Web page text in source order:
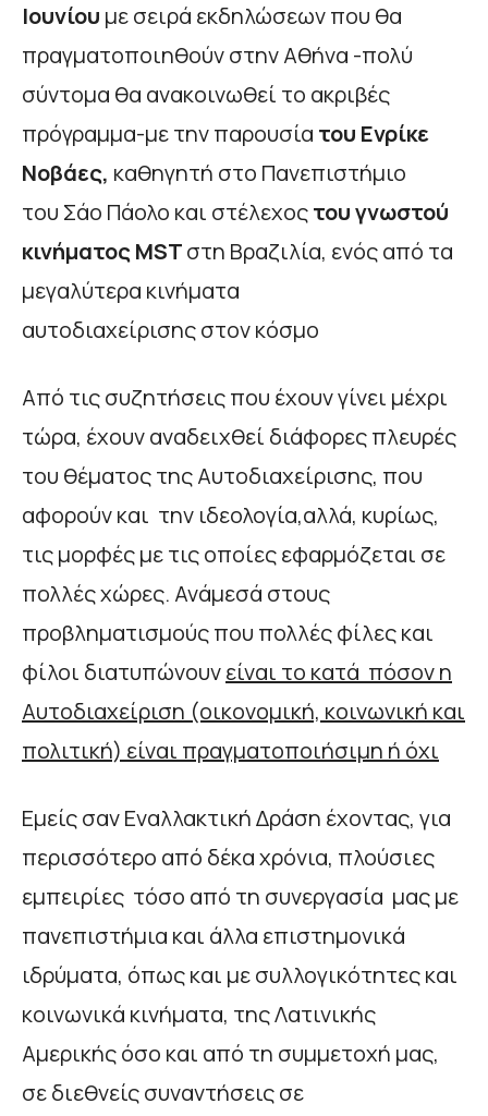
Ιουνίου με σειρά εκδηλώσεων που θα
πραγματοποιηθούν στην Αθήνα -πολύ
σύντομα θα ανακοινωθεί το ακριβές
πρόγραμμα-με την παρουσία του Ενρίκε
Νοβάες, καθηγητή στο Πανεπιστήμιο
του Σάο Πάολο και στέλεχοςτου γνωστού
κινήματος MSTστη Βραζιλία, ενός από τα
μεγαλύτερα κινήματα
αυτοδιαχείρισης στον κόσμο
Από τις συζητήσεις που έχουν γίνει μέχρι
τώρα, έχουν αναδειχθεί διάφορες πλευρές
του θέματος της Αυτοδιαχείρισης, που
αφορούν και την ιδεολογία,αλλά, κυρίως,
τις μορφές με τις οποίες εφαρμόζεται σε
πολλές χώρες. Ανάμεσά στους
προβληματισμούς που πολλές φίλες και
φίλοι διατυπώνουνείναι το κατά πόσον η
Αυτοδιαχείριση (οικονομική, κοινωνική και
πολιτική) είναι πραγματοποιήσιμη ή όχι
Εμείς σαν Εναλλακτική Δράση έχοντας, για
περισσότερο από δέκα χρόνια, πλούσιες
εμπειρίες τόσο από τη συνεργασία μας με
πανεπιστήμια και άλλα επιστημονικά
ιδρύματα, όπως και με συλλογικότητες και
κοινωνικά κινήματα, της Λατινικής
Αμερικής όσο και από τη συμμετοχή μας,
σε διεθνείς συναντήσεις σε